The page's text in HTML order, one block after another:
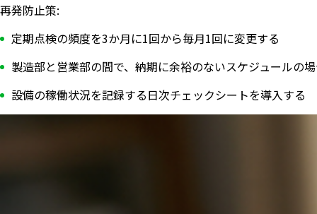
再発防止策:
定期点検の頻度を3か月に1回から毎月1回に変更する
製造部と営業部の間で、納期に余裕のないスケジュールの
設備の稼働状況を記録する日次チェックシートを導入する